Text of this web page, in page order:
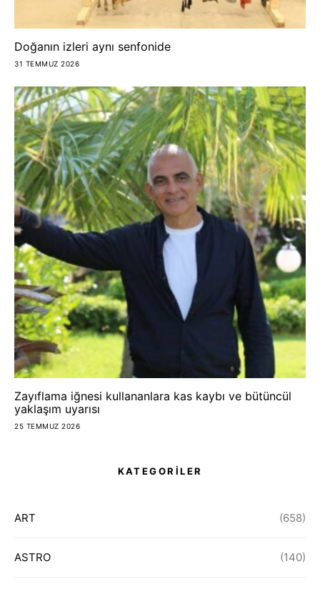
Doğanın izleri aynı senfonide
31 TEMMUZ 2026
Zayıflama iğnesi kullananlara kas kaybı ve bütüncül
yaklaşım uyarısı
25 TEMMUZ 2026
KATEGORİLER
ART (658)
ASTRO (140)